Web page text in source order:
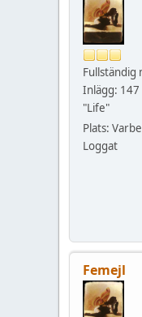
Fullständig
Inlägg: 147
"Life"
Plats:
Loggat
Femejl